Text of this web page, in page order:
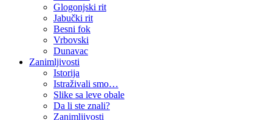
Glogonjski rit
Jabučki rit
Besni fok
Vrbovski
Dunavac
Zanimljivosti
Istorija
Istraživali smo…
Slike sa leve obale
Da li ste znali?
Zanimljivosti